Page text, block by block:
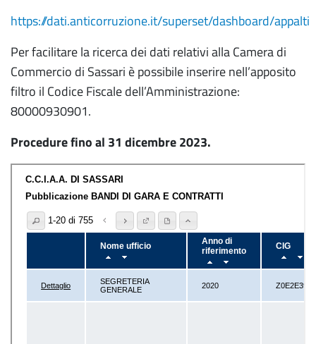
https://dati.anticorruzione.it/superset/dashboard/appalti
Per facilitare la ricerca dei dati relativi alla Camera di
Commercio di Sassari è possibile inserire nell’apposito
filtro il Codice Fiscale dell’Amministrazione:
80000930901.
Procedure fino al 31 dicembre 2023.